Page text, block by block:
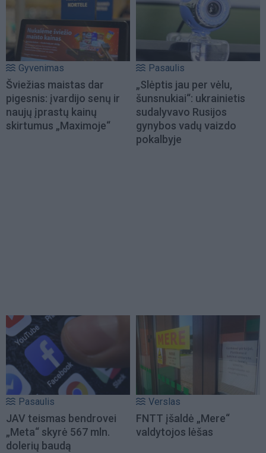
Gyvenimas
Šviežias maistas dar
pigesnis: įvardijo senų ir
naujų įprastų kainų
skirtumus „Maximoje“
Pasaulis
„Slėptis jau per vėlu,
šunsnukiai“: ukrainietis
sudalyvavo Rusijos
gynybos vadų vaizdo
pokalbyje
Pasaulis
JAV teismas bendrovei
„Meta“ skyrė 567 mln.
dolerių baudą
Verslas
FNTT įšaldė „Mere“
valdytojos lėšas